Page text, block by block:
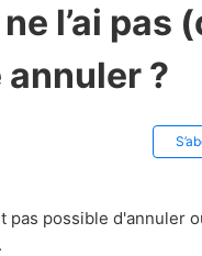
l’ai pas
?
pas possible d'annuler